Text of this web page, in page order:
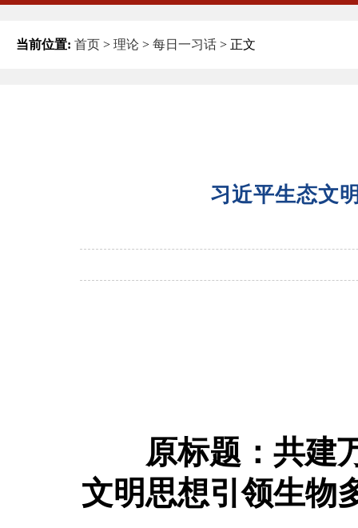
当前位置: 首页 > 理论 > 每日一习话 > 正文
习近平生态文
原标题：共
文明思想引领生物